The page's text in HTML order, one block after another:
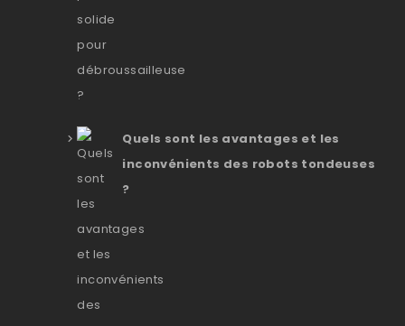
Quels sont les avantages et les
inconvénients des robots tondeuses
?